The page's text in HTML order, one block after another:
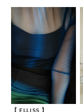
【 ELLISS 】